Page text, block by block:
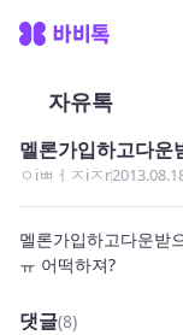
자유톡
멜론가입하고다운
ㅇiㅃㅓㅈiㅈr
멜론가입하고다운받
ㅠ 어떡하져?
댓글(8)